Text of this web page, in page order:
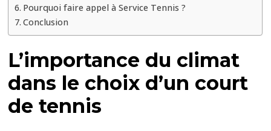
Pourquoi faire appel à Service Tennis ?
Conclusion
L’importance du climat
dans le choix d’un court
de tennis